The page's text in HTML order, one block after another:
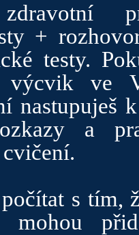
+
testy.
výcvik ve
nastupuješ
a
s tím,
mohou